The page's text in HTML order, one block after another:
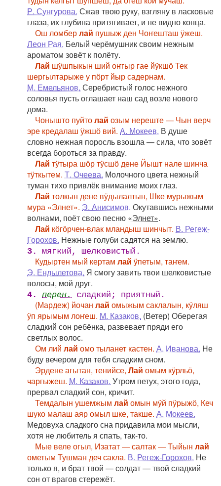
Р. Сунгурова. Сжав твою руку, взгляну в ласковые
глаза, их глубина притягивает, и не видно конца.
Ош ломберлай пушыж ден Чоҥешташ ӱжеш.
Леон Рая. Белый черёмушник своим нежным
ароматом зовёт к полёту.
Лай шӱшпыкын ший оҥгыр гае йӱкшӧ Тек
шергылтарыже у пӧрт йыр садернам.
М. Емельянов. Серебристый голос нежного
соловья пусть оглашает наш сад возле нового
дома.
Чонышто пуйтолай озым нереште — Чын верч
эре кредалаш ӱжшӧ вий. А. Мокеев. В душе
словно нежная поросль взошла — сила, что зовёт
всегда бороться за правду.
Лай тӱтыра шӧр тӱсшӧ дене Йышт нале шинча
тӱткытем. Т. Очеева. Молочного цвета нежный
туман тихо привлёк внимание моих глаз.
Лай толкын дене вӱдылалтын, Шке мурыжым
мура «Элнет». Э. Анисимов. Окутавшись нежными
волнами, поёт свою песню «Элнет».
Лай кӧгӧрчен-влак мландыш шинчыт. В. Регеж-
Горохов. Нежные голуби садятся на землю.
3. мягкий, шелковистый.
Кудыртен мый кертам лай ӱпетым, таҥем.
Э. Ендылетова. Я смогу завить твои шелковистые
волосы, мой друг.
4. перен. сладкий; приятный.
(Мардеж) йочан лай омыжым саклалын, кӱляш
ӱп ярымым лоҥеш. М. Казаков. (Ветер) Оберегая
сладкий сон ребёнка, развевает пряди его
светлых волос.
Ом лий лай омо тыланет кастен. А. Иванова. Не
буду вечером для тебя сладким сном.
Эрдене агытан, тенийсе, Лай омым кӱрльӧ,
чаргыжеш. М. Казаков. Утром петух, этого года,
прервал сладкий сон, кричит.
Темдалын ушемжым лай омын мӱй пӱрыжӧ, Кеч
шуко малаш аяр омыл шке, такше. А. Мокеев.
Медовуха сладкого сна придавила мои мысли,
хотя не любитель я спать, так-то.
Мые веле огыл, Изатат — салтак — Тыйын лай
ометым Тушман деч сакла. В. Регеж-Горохов. Не
только я, и брат твой — солдат — твой сладкий
сон от врагов стережёт.